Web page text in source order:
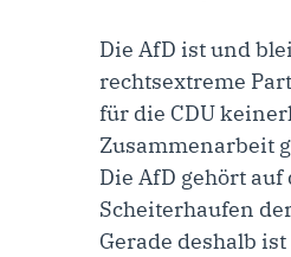
Die AfD ist und
rechtsextreme
für die CDU
Zusammenarbeit
Die AfD gehört auf
Scheiterhaufen
Gerade deshalb